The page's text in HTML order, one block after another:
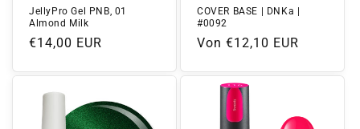
JellyPro Gel PNB, 01
Almond Milk
Normaler
€14,00 EUR
COVER BASE | DNKa |
#0092
Normaler
Von €12,10 EUR